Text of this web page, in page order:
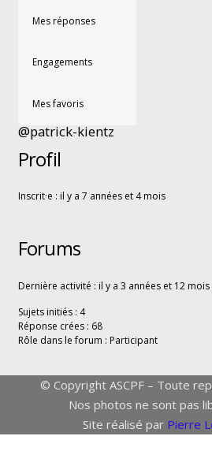
Mes réponses
Engagements
Mes favoris
@patrick-kientz
Profil
Inscrit·e : il y a 7 années et 4 mois
Forums
Dernière activité : il y a 3 années et 12 mois
Sujets initiés : 4
Réponse crées : 68
Rôle dans le forum : Participant
© Copyright ASCPF – Toute
Nos photos ne sont pas
Site réalisé par Pierre